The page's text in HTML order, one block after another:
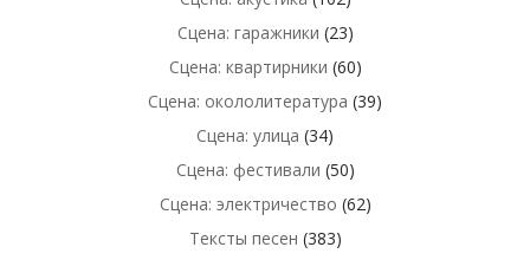
Сцена: гаражники (23)
Сцена: квартирники (60)
Сцена: окололитература (39)
Сцена: улица (34)
Сцена: фестивали (50)
Сцена: электричество (62)
Тексты песен (383)